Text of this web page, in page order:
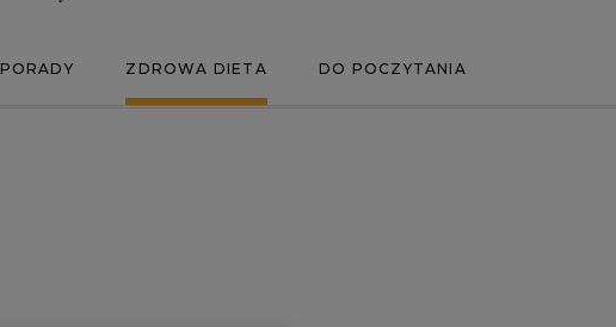
PORADY ZDROWA DIETA DO POCZYTANIA